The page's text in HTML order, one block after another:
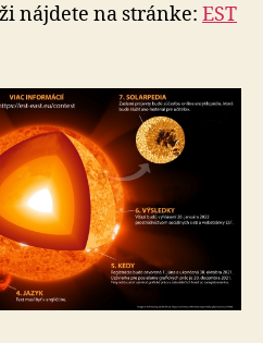
nájdete na stránke: EST